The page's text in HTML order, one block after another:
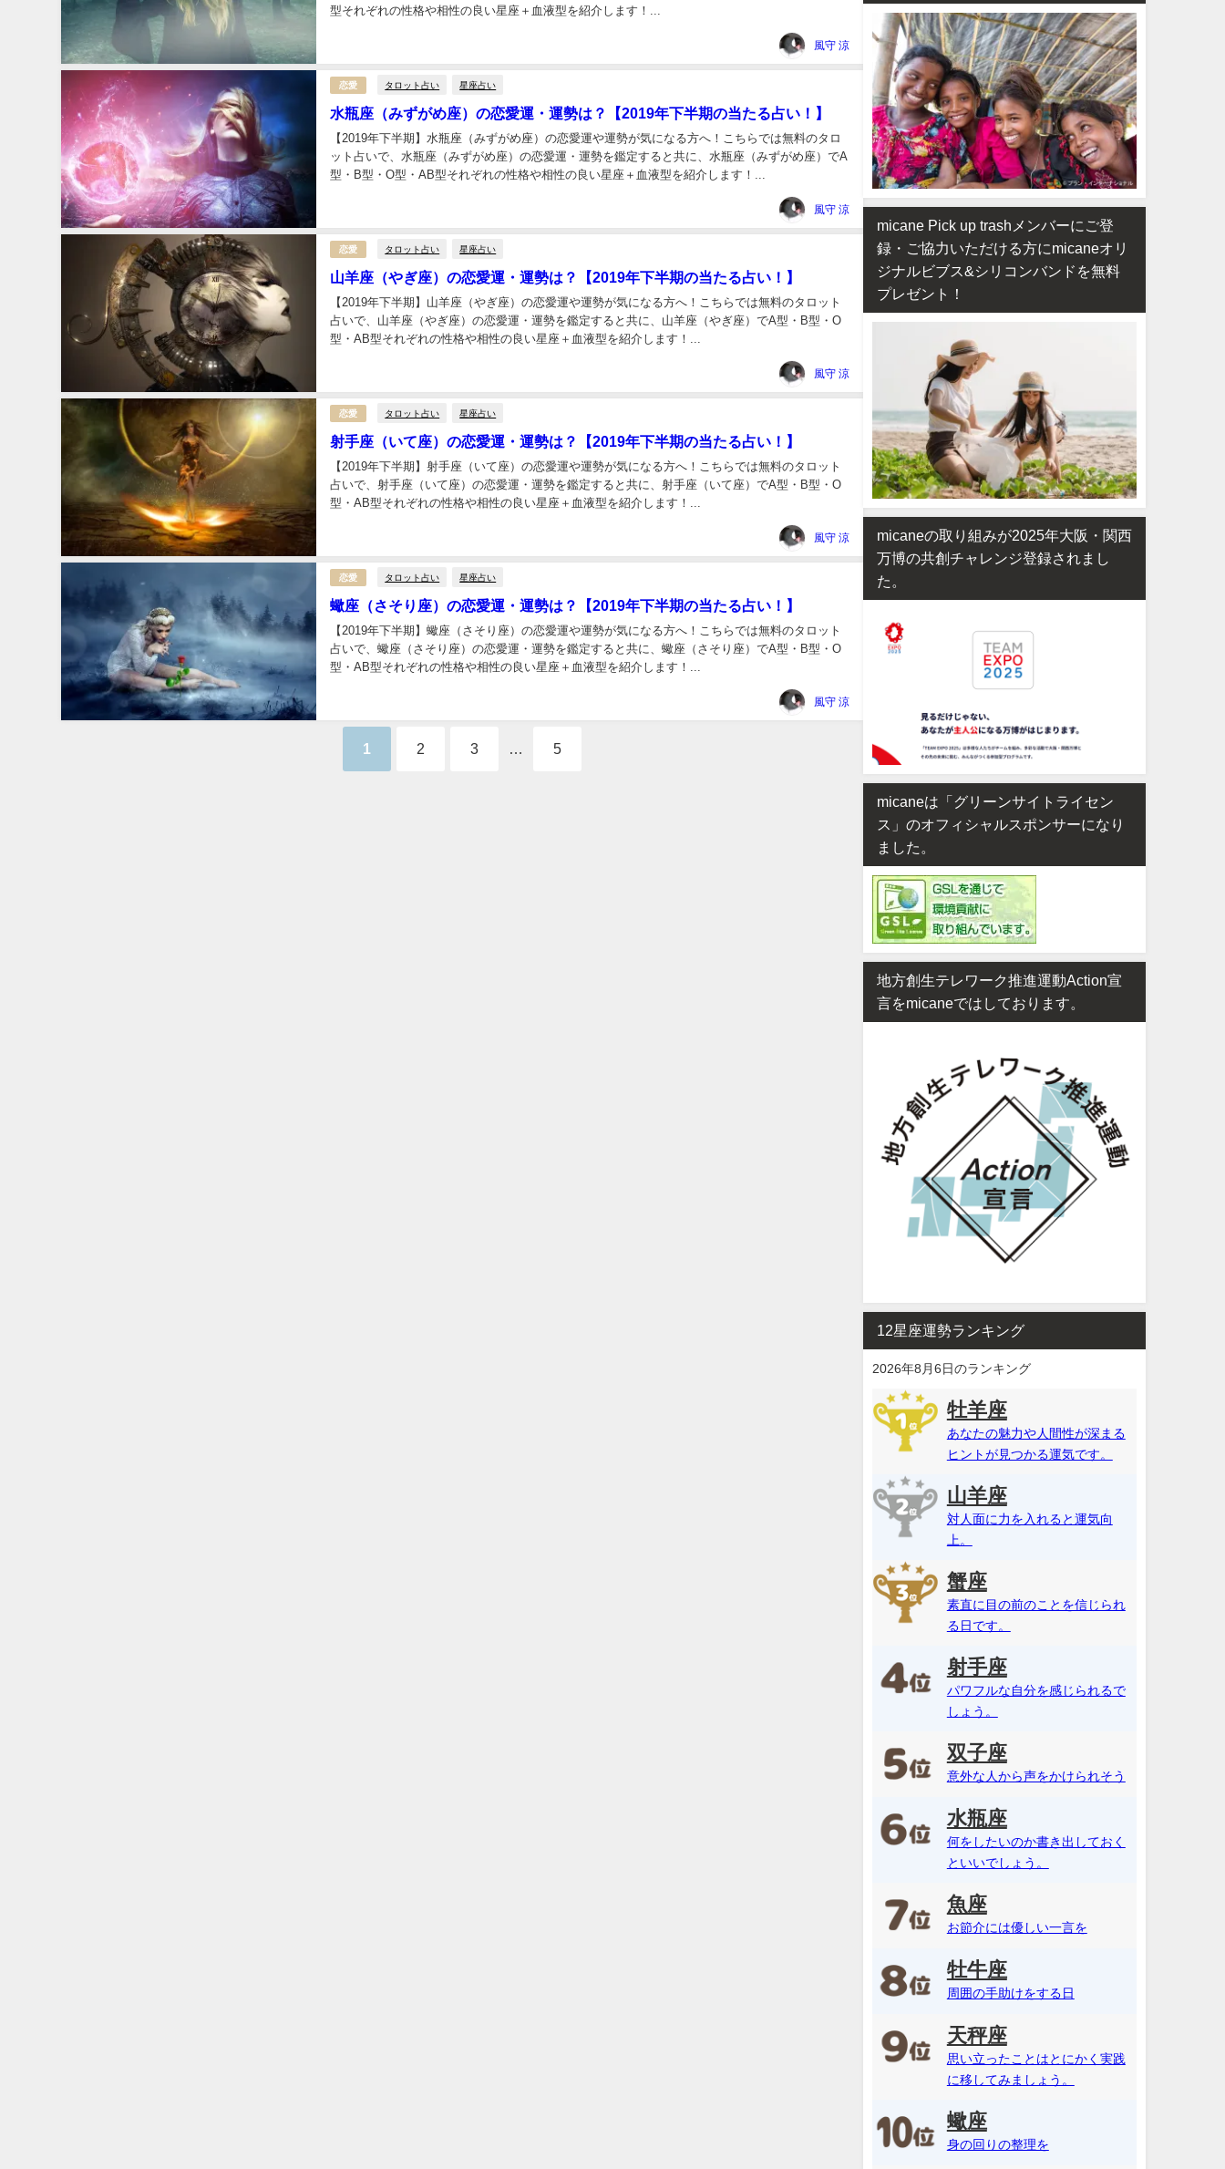
型それぞれの性格や相性の良い星座＋血液型を紹介します！...
風守 涼
恋愛 タロット占い 星座占い
水瓶座（みずがめ座）の恋愛運・運勢は？【2019年下半期の当たる占い！】
【2019年下半期】水瓶座（みずがめ座）の恋愛運や運勢が気になる方へ！こちらでは無料のタロ
ット占いで、水瓶座（みずがめ座）の恋愛運・運勢を鑑定すると共に、水瓶座（みずがめ座）でA
型・B型・O型・AB型それぞれの性格や相性の良い星座＋血液型を紹介します！...
風守 涼
恋愛 タロット占い 星座占い
山羊座（やぎ座）の恋愛運・運勢は？【2019年下半期の当たる占い！】
【2019年下半期】山羊座（やぎ座）の恋愛運や運勢が気になる方へ！こちらでは無料のタロット
占いで、山羊座（やぎ座）の恋愛運・運勢を鑑定すると共に、山羊座（やぎ座）でA型・B型・O
型・AB型それぞれの性格や相性の良い星座＋血液型を紹介します！...
風守 涼
恋愛 タロット占い 星座占い
射手座（いて座）の恋愛運・運勢は？【2019年下半期の当たる占い！】
【2019年下半期】射手座（いて座）の恋愛運や運勢が気になる方へ！こちらでは無料のタロット
占いで、射手座（いて座）の恋愛運・運勢を鑑定すると共に、射手座（いて座）でA型・B型・O
型・AB型それぞれの性格や相性の良い星座＋血液型を紹介します！...
風守 涼
恋愛 タロット占い 星座占い
蠍座（さそり座）の恋愛運・運勢は？【2019年下半期の当たる占い！】
【2019年下半期】蠍座（さそり座）の恋愛運や運勢が気になる方へ！こちらでは無料のタロット
占いで、蠍座（さそり座）の恋愛運・運勢を鑑定すると共に、蠍座（さそり座）でA型・B型・O
型・AB型それぞれの性格や相性の良い星座＋血液型を紹介します！...
風守 涼
1 2 3 … 5
micane Pick up trashメンバーにご登
録・ご協力いただける方にmicaneオリ
ジナルビブス&シリコンバンドを無料
プレゼント！
micaneの取り組みが2025年大阪・関西
万博の共創チャレンジ登録されまし
た。
micaneは「グリーンサイトライセン
ス」のオフィシャルスポンサーになり
ました。
地方創生テレワーク推進運動Action宣
言をmicaneではしております。
12星座運勢ランキング
2026年8月6日のランキング
牡羊座
あなたの魅力や人間性が深まる
ヒントが見つかる運気です。
山羊座
対人面に力を入れると運気向
上。
蟹座
素直に目の前のことを信じられ
る日です。
射手座
パワフルな自分を感じられるで
しょう。
双子座
意外な人から声をかけられそう
水瓶座
何をしたいのか書き出しておく
といいでしょう。
魚座
お節介には優しい一言を
牡牛座
周囲の手助けをする日
天秤座
思い立ったことはとにかく実践
に移してみましょう。
蠍座
身の回りの整理を